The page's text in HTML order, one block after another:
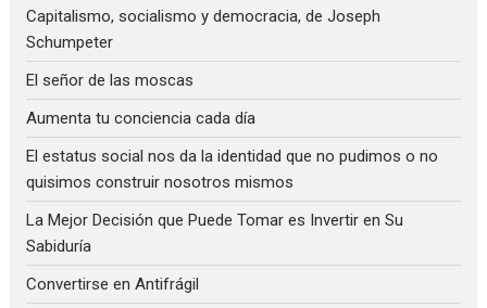
Capitalismo, socialismo y democracia, de Joseph
Schumpeter
El señor de las moscas
Aumenta tu conciencia cada día
El estatus social nos da la identidad que no pudimos o no
quisimos construir nosotros mismos
La Mejor Decisión que Puede Tomar es Invertir en Su
Sabiduría
Convertirse en Antifrágil